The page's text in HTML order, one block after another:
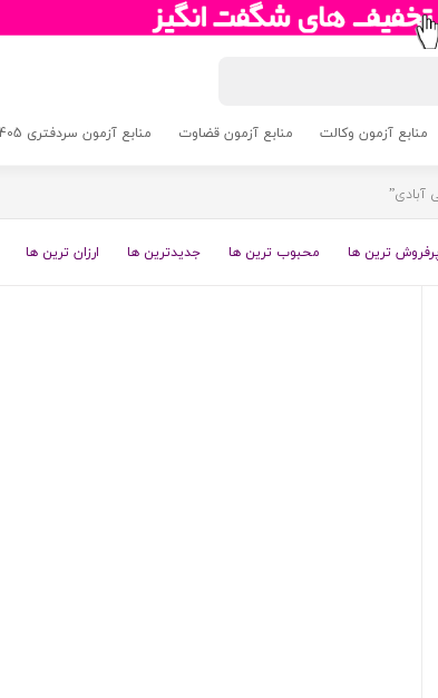
منابع آزمون وکالت منابع آزمون قضاوت منابع آزمون سردفتری 1405
آبادی”
پرفروش ترین ها محبوب ترین ها جدیدترین ها ارزان ترین ها